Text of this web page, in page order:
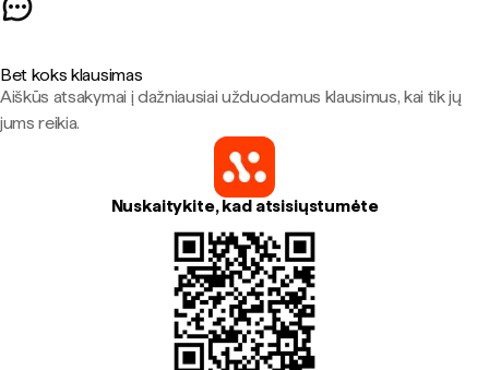
Bet koks klausimas
Aiškūs atsakymai į dažniausiai užduodamus klausimus, kai tik jų
jums reikia.
Nuskaitykite, kad atsisiųstumėte